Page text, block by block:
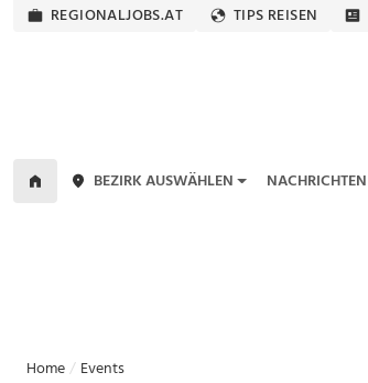
REGIONALJOBS.AT TIPS REISEN
BEZIRK AUSWÄHLEN NACHRICHTEN
Home Events